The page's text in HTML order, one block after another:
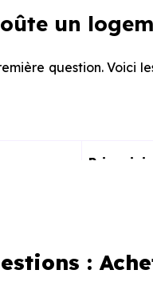
un
question. Voici
Prix
1 316 € /m²
: